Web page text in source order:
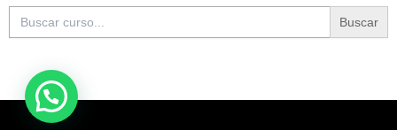
Buscar: